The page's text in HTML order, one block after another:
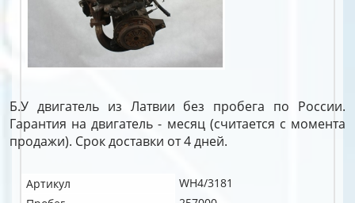
Б.У двигатель из Латвии без пробега по России.
Гарантия на двигатель - месяц (считается с момента
продажи). Срок доставки от 4 дней.
Артикул
WH4/3181